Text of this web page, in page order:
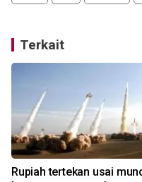
Terkait
Rupiah tertekan usai